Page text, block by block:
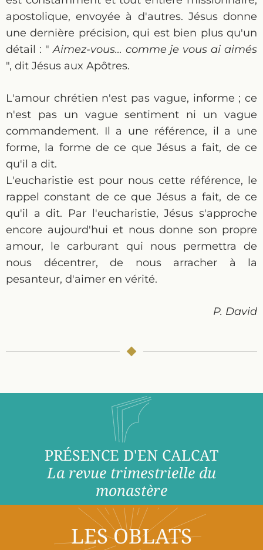
apostolique, envoyée à d'autres. Jésus donne
une dernière précision, qui est bien plus qu'un
détail : "Aimez-vous… comme je vous ai aimés
", dit Jésus aux Apôtres.
L'amour chrétien n'est pas vague, informe ; ce
n'est pas un vague sentiment ni un vague
commandement. Il a une référence, il a une
forme, la forme de ce que Jésus a fait, de ce
qu'il a dit.
L'eucharistie est pour nous cette référence, le
rappel constant de ce que Jésus a fait, de ce
qu'il a dit. Par l'eucharistie, Jésus s'approche
encore aujourd'hui et nous donne son propre
amour, le carburant qui nous permettra de
nous décentrer, de nous arracher à la
pesanteur, d'aimer en vérité.
P. David
PRÉSENCE D'EN CALCAT
La revue trimestrielle du
monastère
LES OBLATS